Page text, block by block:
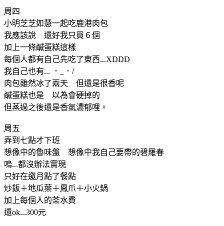
周四
小明芝芝如慧一起吃鹿港肉包
我應該說 還好我只買６個
加上一條鹹蛋糕這樣
每個人都有自己先吃了東西...XDDD
我自己也有... ．_．/
肉包雖然冰了兩天 但還是很香呢
鹹蛋糕也是 以為會硬掉的
但蒸過之後還是香氣濃郁哩。
周五
弄到七點才下班
想像中的魯味盤 想像中我自己要帶的碧羅春
嗚...都沒辦法實現
只好在邀月點了餐點
炒飯＋地瓜葉＋鳳爪＋小火鍋
加上每個人的茶水費
還ok...300元